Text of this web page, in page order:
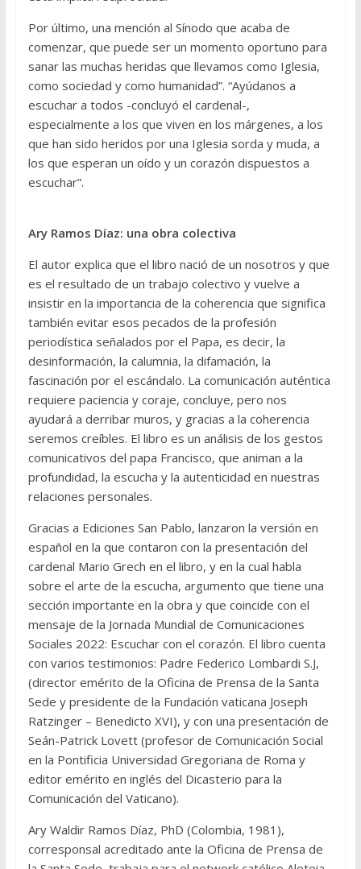
Por último, una mención al Sínodo que acaba de
comenzar, que puede ser un momento oportuno para
sanar las muchas heridas que llevamos como Iglesia,
como sociedad y como humanidad”. “Ayúdanos a
escuchar a todos -concluyó el cardenal-,
especialmente a los que viven en los márgenes, a los
que han sido heridos por una Iglesia sorda y muda, a
los que esperan un oído y un corazón dispuestos a
escuchar”.
Ary Ramos Díaz: una obra colectiva
El autor explica que el libro nació de un nosotros y que
es el resultado de un trabajo colectivo y vuelve a
insistir en la importancia de la coherencia que significa
también evitar esos pecados de la profesión
periodística señalados por el Papa, es decir, la
desinformación, la calumnia, la difamación, la
fascinación por el escándalo. La comunicación auténtica
requiere paciencia y coraje, concluye, pero nos
ayudará a derribar muros, y gracias a la coherencia
seremos creíbles. El libro es un análisis de los gestos
comunicativos del papa Francisco, que animan a la
profundidad, la escucha y la autenticidad en nuestras
relaciones personales.
Gracias a Ediciones San Pablo, lanzaron la versión en
español en la que contaron con la presentación del
cardenal Mario Grech en el libro, y en la cual habla
sobre el arte de la escucha, argumento que tiene una
sección importante en la obra y que coincide con el
mensaje de la Jornada Mundial de Comunicaciones
Sociales 2022: Escuchar con el corazón. El libro cuenta
con varios testimonios: Padre Federico Lombardi S.J,
(director emérito de la Oficina de Prensa de la Santa
Sede y presidente de la Fundación vaticana Joseph
Ratzinger – Benedicto XVI), y con una presentación de
Seán-Patrick Lovett (profesor de Comunicación Social
en la Pontificia Universidad Gregoriana de Roma y
editor emérito en inglés del Dicasterio para la
Comunicación del Vaticano).
Ary Waldir Ramos Díaz, PhD (Colombia, 1981),
corresponsal acreditado ante la Oficina de Prensa de